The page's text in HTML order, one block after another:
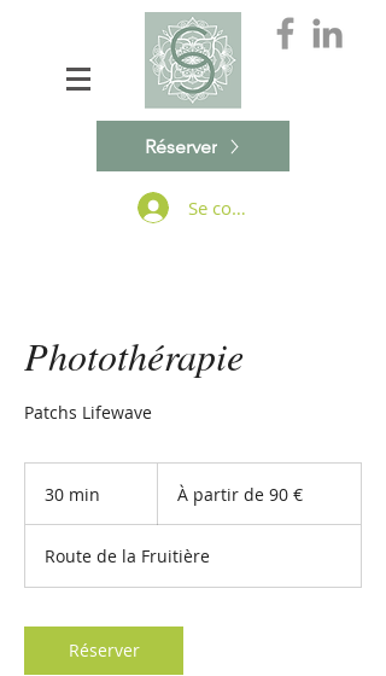
Réserver
Se connecter
Photothérapie
Patchs Lifewave
30 min
i
n
partir
euros
À partir de 90 €
Route de la Fruitière
Réserver